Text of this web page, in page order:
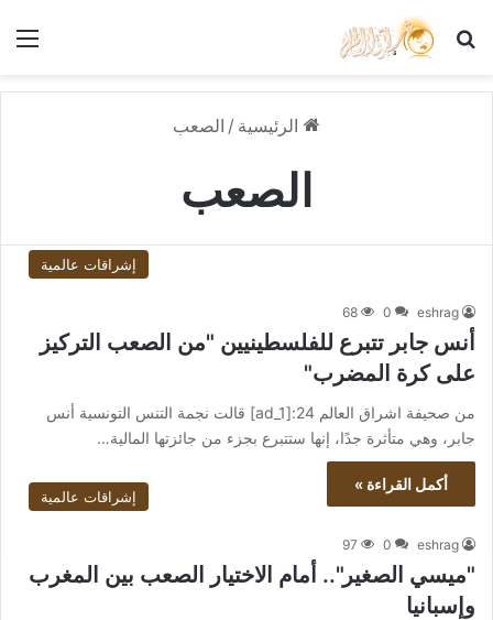
بحث عن
الرئيسية / الصعب
الصعب
إشراقات عالمية
eshrag
0
68
أنس جابر تتبرع للفلسطينيين "من الصعب التركيز
على كرة المضرب"
من صحيفة اشراق العالم 24:[ad_1] قالت نجمة التنس التونسية أنس
جابر، وهي متأثرة جدًا، إنها ستتبرع بجزء من جائزتها المالية…
أكمل القراءة »
إشراقات عالمية
eshrag
0
97
"ميسي الصغير".. أمام الاختيار الصعب بين المغرب
وإسبانيا